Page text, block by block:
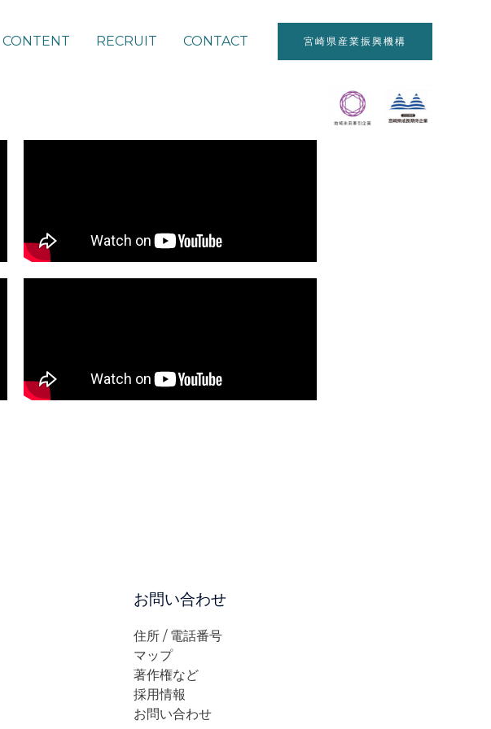
CONTENT RECRUIT CONTACT 宮崎県産業振興機構
お問い合わせ
住所 / 電話番号
マップ
著作権など
採用情報
お問い合わせ